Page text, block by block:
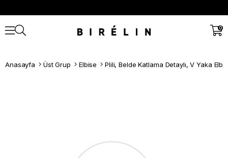
0
Anasayfa Üst Grup Elbise Plili, Belde Katlama Detaylı, V Yaka